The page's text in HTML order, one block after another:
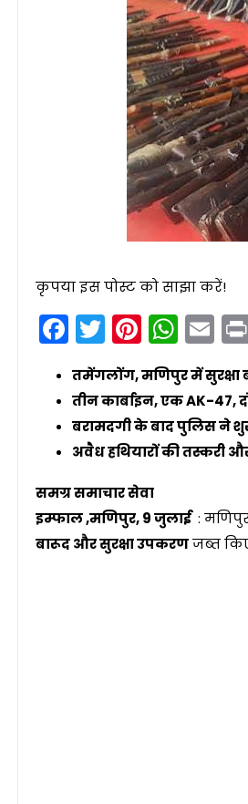
कृपया इस पोस्ट को साझा करें!
Facebook
Twitter
तमेंगलोंग, मणिपुर में सुरक्षा
तीन कार्बाइन, एक AK-
बरामदगी के बाद पुलिस ने
अवैध हथियारों की तस्करी
समग्र समाचार सेवा
इम्फाल ,मणिपुर, 9 जुलाई :
बारूद और सुरक्षा उपकरणजब्त